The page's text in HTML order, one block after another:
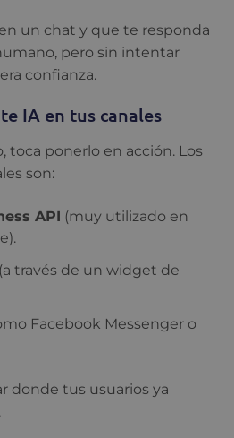
un chat y que te responda
pero sin intentar
confianza.
IA en tus canales
toca ponerlo en acción. Los
son:
API (muy utilizado en
través de un widget de
Facebook Messenger o
donde tus usuarios ya